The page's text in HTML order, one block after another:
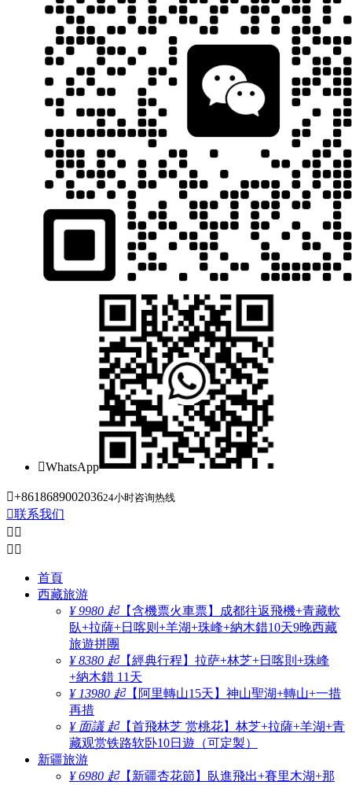
WhatsApp
+861868900203624小时咨询热线
联系我们
 
 
首頁
西藏旅游
¥ 9980 起【含機票火車票】成都往返飛機+青藏軟
臥+拉薩+日喀则+羊湖+珠峰+納木錯10天9晚西藏
旅遊拼團
¥ 8380 起【經典行程】拉萨+林芝+日喀則+珠峰
+納木錯 11天
¥ 13980 起【阿里轉山15天】神山聖湖+轉山+一措
再措
¥ 面議 起【首飛林芝 赏桃花】林芝+拉薩+羊湖+青
藏观赏铁路软卧10日遊（可定製）
新疆旅游
¥ 6980 起【新疆杏花節】臥進飛出+賽里木湖+那